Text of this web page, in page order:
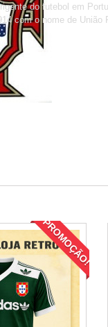
do futebol em
com o nome de União
PROMOÇÃO!